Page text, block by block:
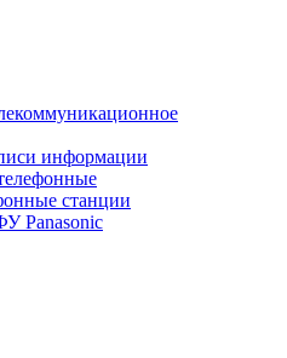
информации
станции
Panasonic